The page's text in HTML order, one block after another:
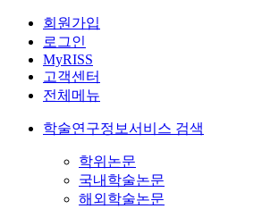
회원가입
로그인
MyRISS
고객센터
전체메뉴
학술연구정보서비스 검색
학위논문
국내학술논문
해외학술논문